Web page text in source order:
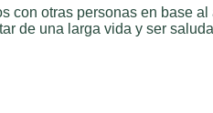
otras personas en base
de una larga vida y ser